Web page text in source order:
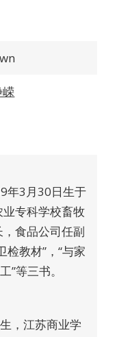
年3月30日生于
专科学校畜牧
食品公司任副
检教材”，“与家
”等三书。
，江苏商业学